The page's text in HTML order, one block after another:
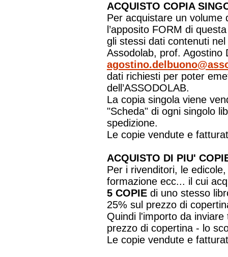
ACQUISTO COPIA
Per acquistare un volume
l’apposito FORM di
gli stessi dati contenuti
Assodolab, prof. Agostino
dati richiesti per poter
dell’ASSODOLAB.
La copia singola viene
"Scheda" di ogni singolo
spedizione.
Le copie vendute e
ACQUISTO DI PIU'
Per i rivenditori, le
formazione ecc... il cui
5 COPIE di uno stesso
25% sul prezzo di
Quindi l'importo da
prezzo di copertina - lo
Le copie vendute e